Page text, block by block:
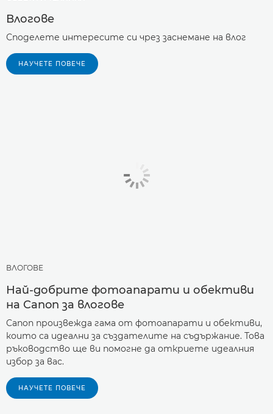
Влогове
Споделете интересите си чрез заснемане на влог
НАУЧЕТЕ ПОВЕЧЕ
ВЛОГОВЕ
Най-добрите фотоапарати и обективи
на Canon за влогове
Canon произвежда гама от фотоапарати и обективи,
които са идеални за създателите на съдържание. Това
ръководство ще ви помогне да откриете идеалния
избор за вас.
НАУЧЕТЕ ПОВЕЧЕ